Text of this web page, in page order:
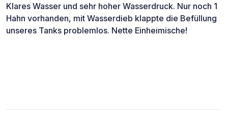
Klares Wasser und sehr hoher Wasserdruck. Nur noch 1
Hahn vorhanden, mit Wasserdieb klappte die Befüllung
unseres Tanks problemlos. Nette Einheimische!